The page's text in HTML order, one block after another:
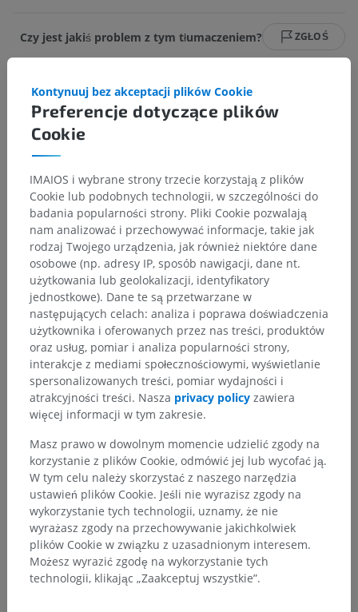
Czy jest jakiś problem z tym tłumaczeniem? ZGŁOŚ
Odnośniki
This definition incorporates text from the wikipedia website - Wikipedia:
The free encyclopedia. (2004, July 22). FL: Wikimedia Foundation, Inc.
Retrieved August 10, 2004, from http://www.wikipedia.org
Hierarchia anatomiczna
Anatomia człowieka 2
Ciało ludzkie> Układy integrujące>
Układ nerwowy> Centralny system nerwowy>
Mózg> Mózg> Kresomózgowie> Kora mózgowa
Kora mózgowa> Kora nowa> Kora pośrednia
Powiązane struktury:Nie istnieją struktury powiązane
z tą częścią ciała
Anatomia człowieka 1
Neuroanatomia człowieka
Porównawcza anatomia zwierząt
Preferencje dotyczące plików
Cookie
Kontynuuj bez akceptacji plików Cookie
IMAIOS i wybrane strony trzecie korzystają z plików
Cookie lub podobnych technologii, w szczególności do
badania popularności strony. Pliki Cookie pozwalają
nam analizować i przechowywać informacje, takie jak
rodzaj Twojego urządzenia, jak również niektóre dane
osobowe (np. adresy IP, sposób nawigacji, dane nt.
użytkowania lub geolokalizacji, identyfikatory
jednostkowe). Dane te są przetwarzane w
następujących celach: analiza i poprawa doświadczenia
użytkownika i oferowanych przez nas treści, produktów
oraz usług, pomiar i analiza popularności strony,
interakcje z mediami społecznościowymi, wyświetlanie
spersonalizowanych treści, pomiar wydajności i
atrakcyjności treści. Nasza privacy policy zawiera
więcej informacji w tym zakresie.
Masz prawo w dowolnym momencie udzielić zgody na
korzystanie z plików Cookie, odmówić jej lub wycofać ją.
W tym celu należy skorzystać z naszego narzędzia
ustawień plików Cookie. Jeśli nie wyrazisz zgody na
wykorzystanie tych technologii, uznamy, że nie
wyrażasz zgody na przechowywanie jakichkolwiek
plików Cookie w związku z uzasadnionym interesem.
Możesz wyrazić zgodę na wykorzystanie tych
technologii, klikając „Zaakceptuj wszystkie”.